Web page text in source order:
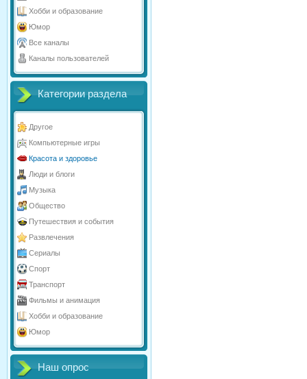
Хобби и образование
Юмор
Все каналы
Каналы пользователей
Категории раздела
Другое
Компьютерные игры
Красота и здоровье
Люди и блоги
Музыка
Общество
Путешествия и события
Развлечения
Сериалы
Спорт
Транспорт
Фильмы и анимация
Хобби и образование
Юмор
Наш опрос